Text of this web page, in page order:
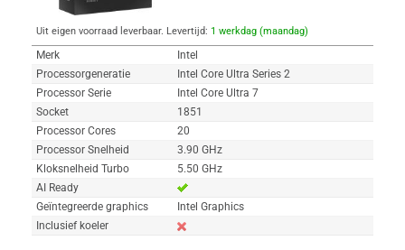
Uit eigen voorraad leverbaar. Levertijd: 1 werkdag (maandag)
Merk
Intel
Processorgeneratie
Intel Core Ultra Series 2
Processor Serie
Intel Core Ultra 7
Socket
1851
Processor Cores
20
Processor Snelheid
3.90 GHz
Kloksnelheid Turbo
5.50 GHz
AI Ready
Geïntegreerde graphics
Intel Graphics
Inclusief koeler